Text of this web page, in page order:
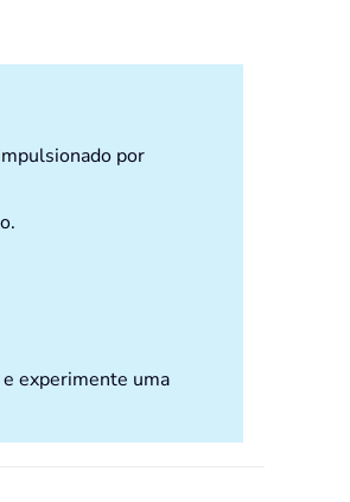
por
e experimente uma